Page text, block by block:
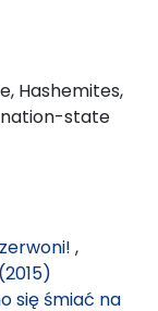
Hashemites,
nation-state
,
się śmiać na